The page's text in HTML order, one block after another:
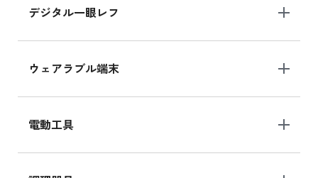
デジタル一眼レフ
ウェアラブル端末
電動工具